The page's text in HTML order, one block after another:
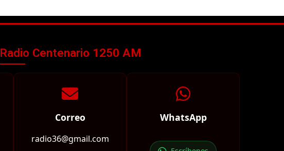
Radio Centenario 1250 AM
Correo
radio36@gmail.com
WhatsApp